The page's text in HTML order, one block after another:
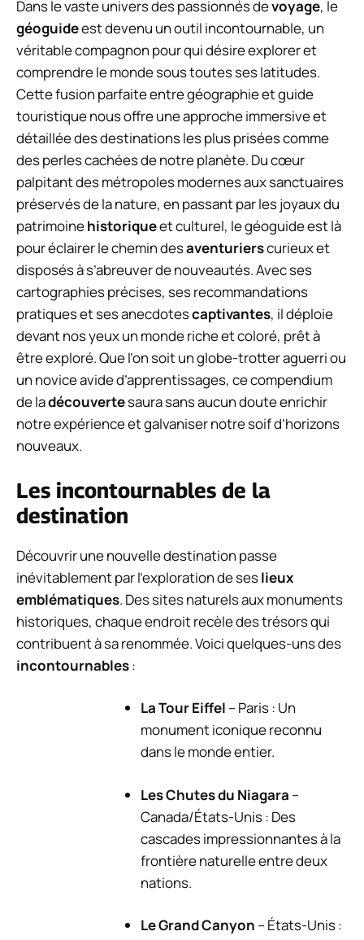
Dans le vaste univers des passionnés devoyage, le
géoguideest devenu un outil incontournable, un
véritable compagnon pour qui désire explorer et
comprendre le monde sous toutes ses latitudes.
Cette fusion parfaite entre géographie et guide
touristique nous offre une approche immersive et
détaillée des destinations les plus prisées comme
des perles cachées de notre planète. Du cœur
palpitant des métropoles modernes aux sanctuaires
préservés de la nature, en passant par les joyaux du
patrimoinehistoriqueet culturel, le géoguide est là
pour éclairer le chemin desaventurierscurieux et
disposés à s’abreuver de nouveautés. Avec ses
cartographies précises, ses recommandations
pratiques et ses anecdotescaptivantes, il déploie
devant nos yeux un monde riche et coloré, prêt à
être exploré. Que l’on soit un globe-trotter aguerri ou
un novice avide d’apprentissages, ce compendium
de ladécouvertesaura sans aucun doute enrichir
notre expérience et galvaniser notre soif d’horizons
nouveaux.
Les incontournables de la
destination
Découvrir une nouvelle destination passe
inévitablement par l’exploration de seslieux
emblématiques. Des sites naturels aux monuments
historiques, chaque endroit recèle des trésors qui
contribuent à sa renommée. Voici quelques-uns des
incontournables:
La Tour Eiffel – Paris : Un
monument iconique reconnu
dans le monde entier.
Les Chutes du Niagara –
Canada/États-Unis : Des
cascades impressionnantes à la
frontière naturelle entre deux
nations.
Le Grand Canyon – États-Unis :